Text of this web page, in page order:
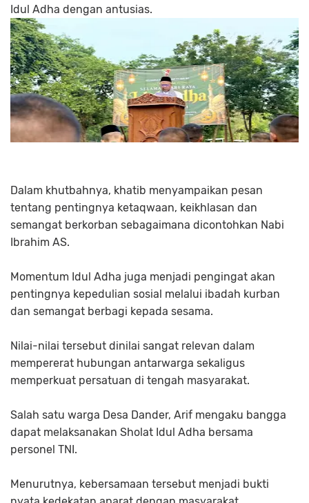
Idul Adha dengan antusias.
Dalam khutbahnya, khatib menyampaikan pesan
tentang pentingnya ketaqwaan, keikhlasan dan
semangat berkorban sebagaimana dicontohkan Nabi
Ibrahim AS.
Momentum Idul Adha juga menjadi pengingat akan
pentingnya kepedulian sosial melalui ibadah kurban
dan semangat berbagi kepada sesama.
Nilai-nilai tersebut dinilai sangat relevan dalam
mempererat hubungan antarwarga sekaligus
memperkuat persatuan di tengah masyarakat.
Salah satu warga Desa Dander, Arif mengaku bangga
dapat melaksanakan Sholat Idul Adha bersama
personel TNI.
Menurutnya, kebersamaan tersebut menjadi bukti